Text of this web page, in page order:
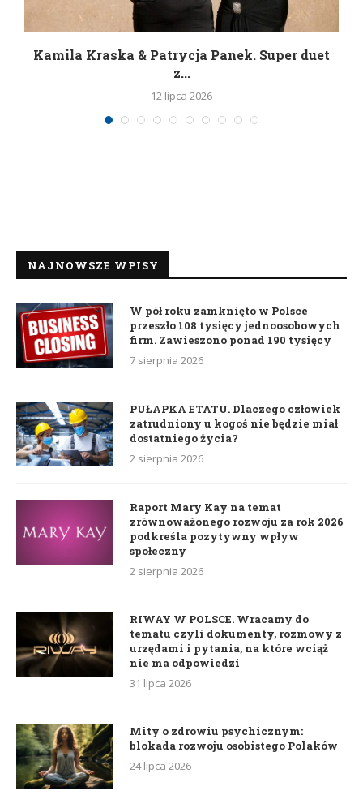
Kamila Kraska & Patrycja Panek. Super duet
z...
12 lipca 2026
NAJNOWSZE WPISY
W pół roku zamknięto w Polsce
przeszło 108 tysięcy jednoosobowych
firm. Zawieszono ponad 190 tysięcy
7 sierpnia 2026
PUŁAPKA ETATU. Dlaczego człowiek
zatrudniony u kogoś nie będzie miał
dostatniego życia?
2 sierpnia 2026
Raport Mary Kay na temat
zrównoważonego rozwoju za rok 2026
podkreśla pozytywny wpływ
społeczny
2 sierpnia 2026
RIWAY W POLSCE. Wracamy do
tematu czyli dokumenty, rozmowy z
urzędami i pytania, na które wciąż
nie ma odpowiedzi
31 lipca 2026
Mity o zdrowiu psychicznym:
blokada rozwoju osobistego Polaków
24 lipca 2026